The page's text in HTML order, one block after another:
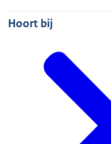
Hoort bij